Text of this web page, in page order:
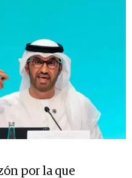
por la que